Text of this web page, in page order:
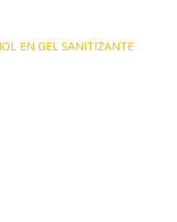
EN GEL SANITIZANTE